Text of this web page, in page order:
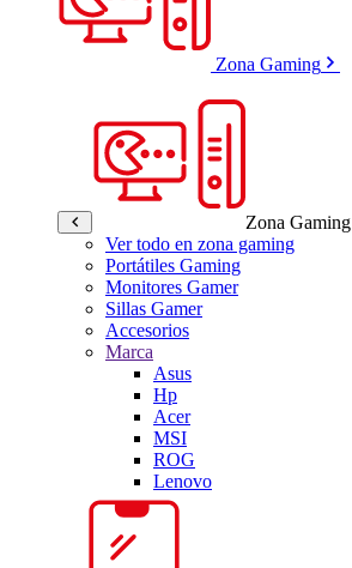
Zona Gaming
Zona Gaming
Ver todo en zona gaming
Portátiles Gaming
Monitores Gamer
Sillas Gamer
Accesorios
Marca
Asus
Hp
Acer
MSI
ROG
Lenovo